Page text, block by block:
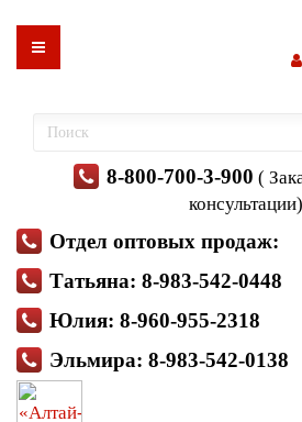
8-800-700-3-900 (
консультации)
Отдел оптовых продаж:
Татьяна: 8-983-542-0448
Юлия: 8-960-955-2318
Эльмира: 8-983-542-0138